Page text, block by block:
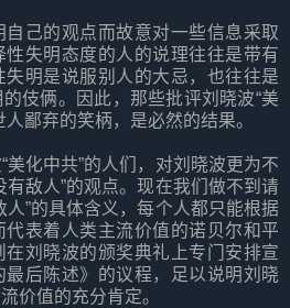
己的观点而故意对一些信息采取
失明态度的人的说理往往是带有
明是说服别人的大忌，也往往是
伎俩。因此，那些批评刘晓波“美
鄙弃的笑柄，是必然的结果。
美化中共”的人们，对刘晓波更为不
有敌人”的观点。现在我们做不到请
人”的具体含义，每个人都只能根据
表着人类主流价值的诺贝尔和平
刘晓波的颁奖典礼上专门安排宣
后陈述》的议程，足以说明刘晓
价值的充分肯定。